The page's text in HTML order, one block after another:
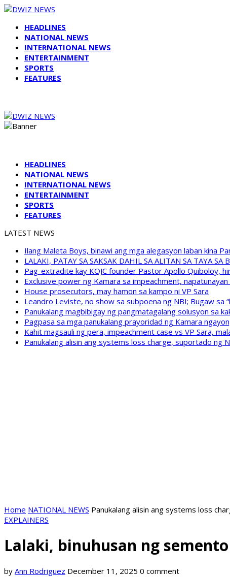
HEADLINES
NATIONAL NEWS
INTERNATIONAL NEWS
ENTERTAINMENT
SPORTS
FEATURES
HEADLINES
NATIONAL NEWS
INTERNATIONAL NEWS
ENTERTAINMENT
SPORTS
FEATURES
LATEST NEWS
Ilang Maleta Boys, binawi ang mga alegasyon laban kina
LALAKI, PATAY SA SAKSAK DAHIL SA ALITAN SA TAYA SA
Pag-extradite kay KOJC founder Pastor Apollo Quiboloy,
Exclusive power ng Kamara sa impeachment, napatunayan
House prosecutors, may hamon sa kampo ni VP Sara
Leandro Leviste, no show sa subpoena ng NBI; Bugaw sa
Panukalang magbibigay ng pangmatagalang solusyon sa
Pagpasa sa mga panukalang prayoridad ng Kamara
Kahit magsauli ng pera, impeachment case vs VP Sara,
Panukalang alisin ang systems loss charge, suportado ng
Home NATIONAL NEWS Panukalang alisin ang systems loss
EXPLAINERS
Lalaki, binuhusan ng
by Ann Rodriguez December 11, 2025 0 comment